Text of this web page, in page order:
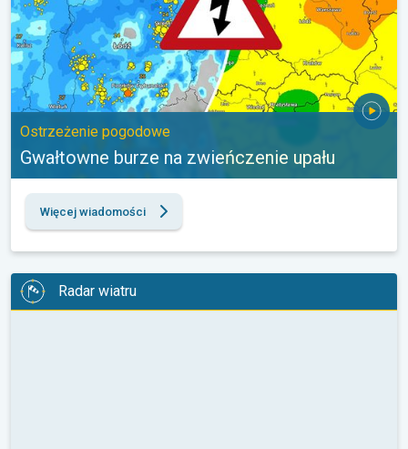
Ostrzeżenie pogodowe
Gwałtowne burze na zwieńczenie upału
Więcej wiadomości
Radar wiatru